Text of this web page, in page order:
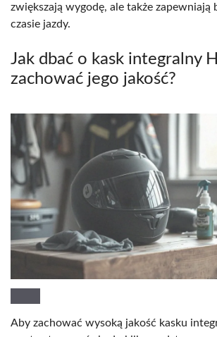
zwiększają wygodę, ale także zapewniają
czasie jazdy.
Jak dbać o kask integralny
zachować jego jakość?
Aby zachować wysoką jakość kasku